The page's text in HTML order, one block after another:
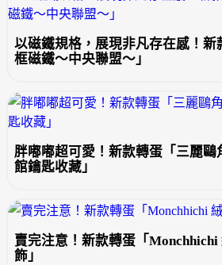
以磁鐵規格，展現非凡存在感！新
框磁鐵～中央聯盟～」
胖嘟嘟超可愛！新款轉蛋「三麗鷗
館鑰匙收藏」
賣完注意！新款轉蛋「
飾」